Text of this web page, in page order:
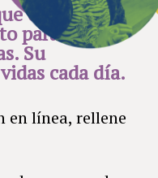
crea
para las
Su
cada día.
en línea, rellene